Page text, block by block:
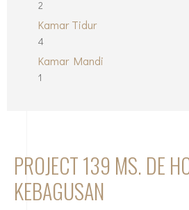
2
Kamar Tidur
4
Kamar Mandi
1
PROJECT 139 MS. DE
KEBAGUSAN